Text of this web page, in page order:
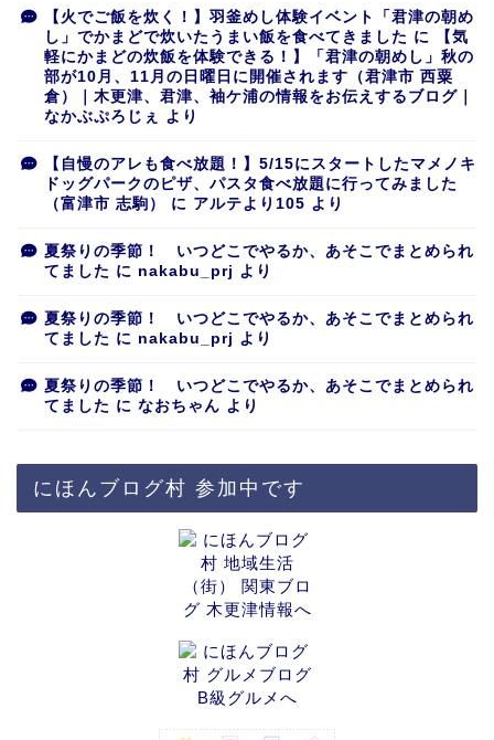
【火でご飯を炊く！】羽釜めし体験イベント「君津の朝め
し」でかまどで炊いたうまい飯を食べてきました に
【気
軽にかまどの炊飯を体験できる！】「君津の朝めし」秋の
部が10月、11月の日曜日に開催されます（君津市 西粟
倉）｜木更津、君津、袖ケ浦の情報をお伝えするブログ｜
なかぶぷろじぇ
より
【自慢のアレも食べ放題！】5/15にスタートしたマメノキ
ドッグパークのピザ、パスタ食べ放題に行ってみました
（富津市 志駒）
に アルテより105 より
夏祭りの季節！ いつどこでやるか、あそこでまとめられ
てました に nakabu_prj より
夏祭りの季節！ いつどこでやるか、あそこでまとめられ
てました に nakabu_prj より
夏祭りの季節！ いつどこでやるか、あそこでまとめられ
てました に なおちゃん より
にほんブログ村 参加中です